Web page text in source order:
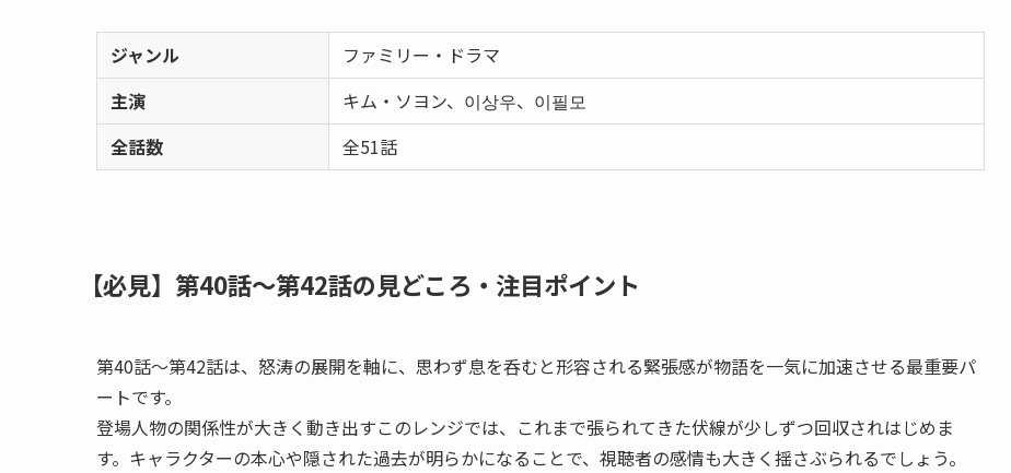
ジャンル
ファミリー・ドラマ
主演
キム・ソヨン、이상우、이필모
全話数
全51話
【必見】第40話〜第42話の見どころ・注目ポイント
第40話〜第42話は、怒涛の展開を軸に、思わず息を呑むと形容される緊張感が物語を一気に加速させる最重要パ
ートです。
登場人物の関係性が大きく動き出すこのレンジでは、これまで張られてきた伏線が少しずつ回収されはじめま
す。キャラクターの本心や隠された過去が明らかになることで、視聴者の感情も大きく揺さぶられるでしょう。